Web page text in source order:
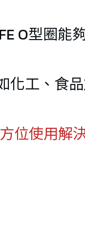
O型圈能
圈)
化工、食
位使用解